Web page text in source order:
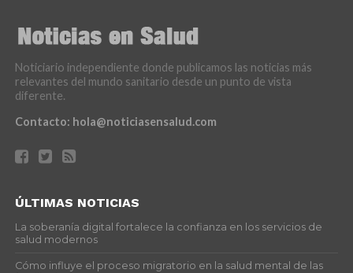
Noticiario independiente donde publicamos las noticias más
relevantes del mundo sanitario desde un punto de vista
diferente.
Contacto: hola@noticiasensalud.com
ÚLTIMAS NOTICIAS
La soberanía digital fortalece la confianza en los servicios de
salud modernos
Cómo influye el proceso migratorio en la salud mental de las